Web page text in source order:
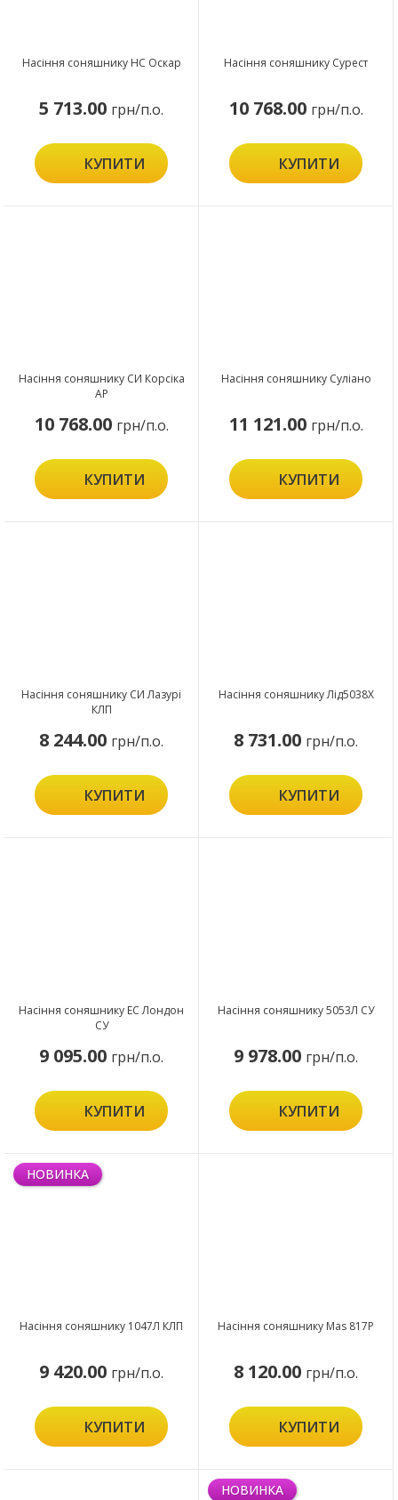
Насіння соняшнику НС Оскар
5 713.00 грн/п.о.
КУПИТИ
Насіння соняшнику Сурест
10 768.00 грн/п.о.
КУПИТИ
Насіння соняшнику СИ Корсіка
АР
10 768.00 грн/п.о.
КУПИТИ
Насіння соняшнику Суліано
11 121.00 грн/п.о.
КУПИТИ
Насіння соняшнику СИ Лазурі
КЛП
8 244.00 грн/п.о.
КУПИТИ
Насіння соняшнику Лід5038Х
8 731.00 грн/п.о.
КУПИТИ
Насіння соняшнику ЕС Лондон
СУ
9 095.00 грн/п.о.
КУПИТИ
Насіння соняшнику 5053Л СУ
9 978.00 грн/п.о.
КУПИТИ
НОВИНКА
Насіння соняшнику 1047Л КЛП
9 420.00 грн/п.о.
КУПИТИ
Насіння соняшнику Mas 817P
8 120.00 грн/п.о.
КУПИТИ
НОВИНКА